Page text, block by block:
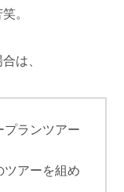
。
は、
プランツアー
ツアーを組め